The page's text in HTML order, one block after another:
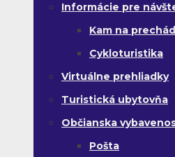
Informácie pre
Kam na
Cykloturistika
Virtuálne prehliadky
Turistická ubytovňa
Občianska
Pošta